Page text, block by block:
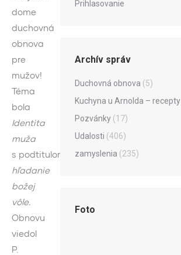
dome
duchovná
obnova
pre
mužov!
Téma
bola
Identita
muža
s podtitulom
hľadanie
božej
vôle.
Obnovu
viedol
P.
Prihlasovanie
Archív správ
Duchovná obnova (5)
Kuchyna u Arnolda – recepty
Pozvánky (17)
Udalosti (406)
zamyslenia (235)
Foto